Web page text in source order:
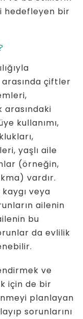
hedefleyen bir
çiftler
kullanımı,
yaşlı aile
(örneğin,
vardır.
veya
ailenin
bu
da evlilik
ve
için de bir
planlayan
sorunlarını